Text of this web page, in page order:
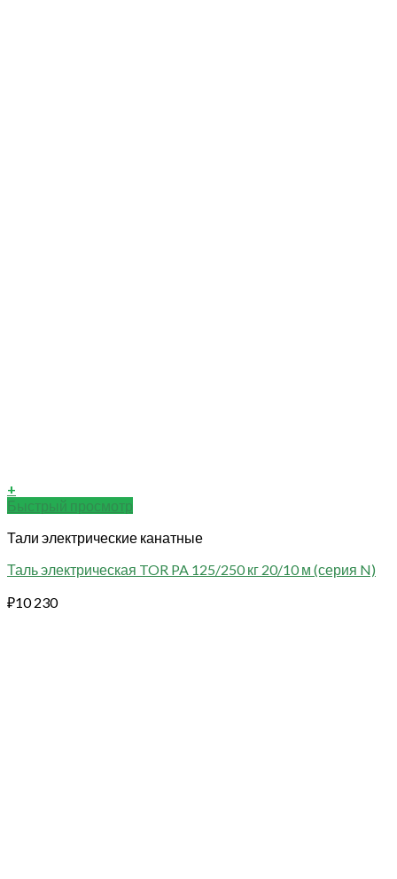
+
Быстрый просмотр
Тали электрические канатные
Таль электрическая TOR PA 125/250 кг 20/10 м (серия N)
₽10 230